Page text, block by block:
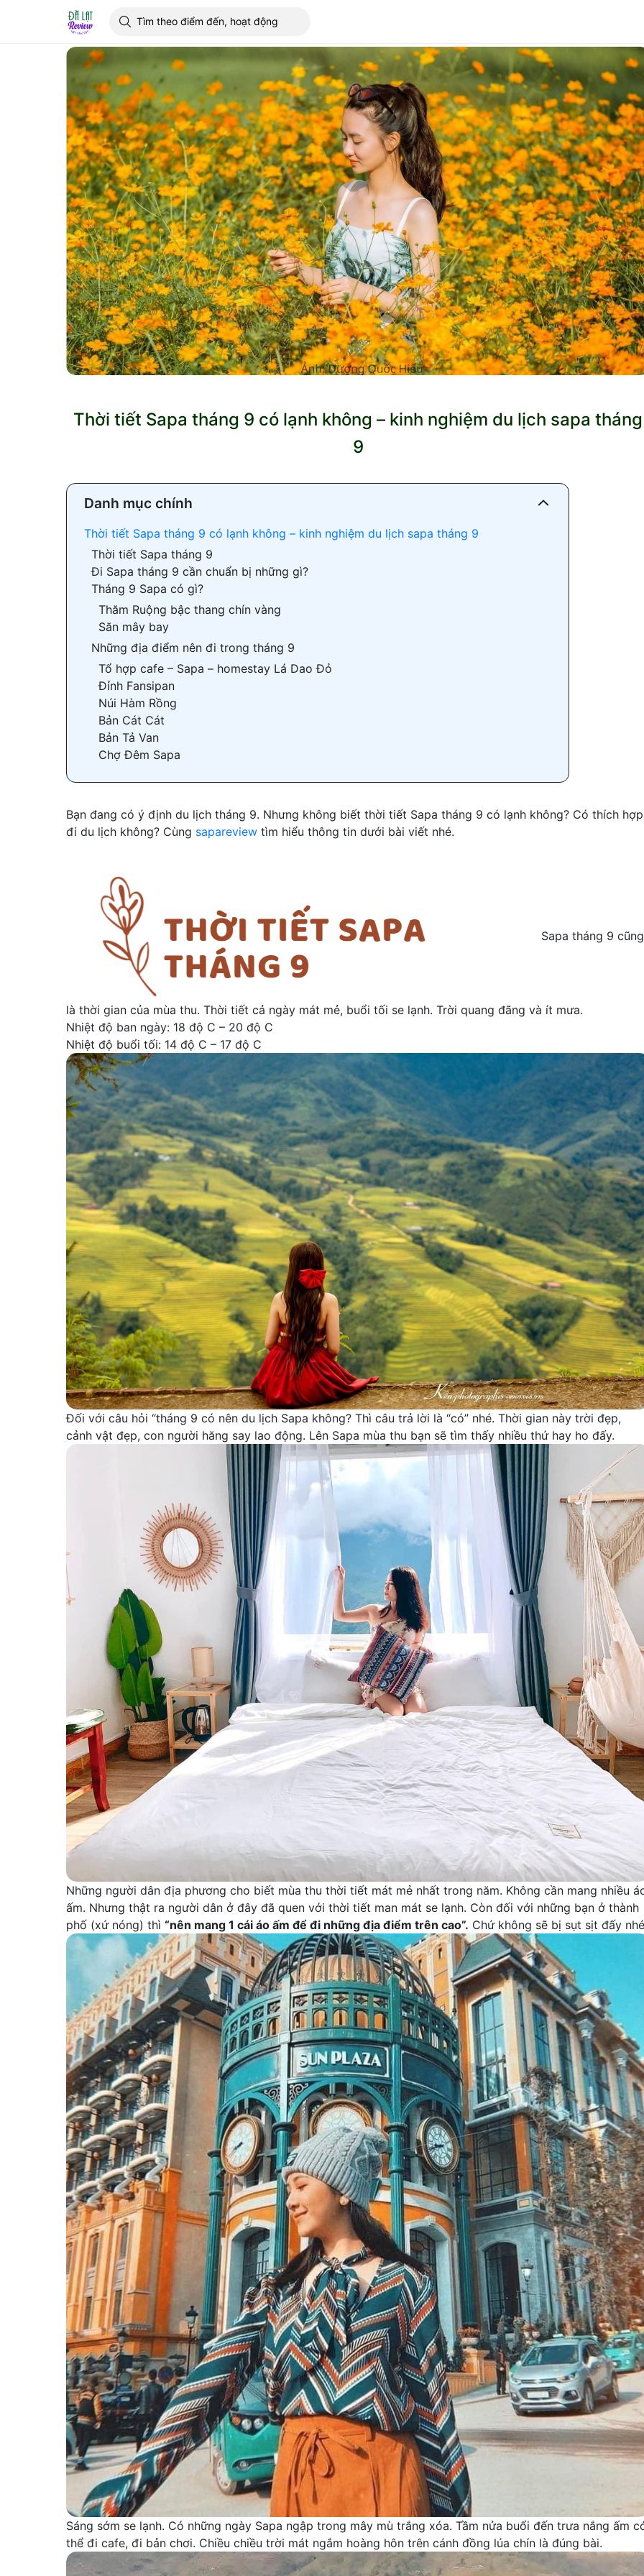
Danh mục chính
Thời tiết Sapa tháng 9 có lạnh không – kinh nghiệm du lịch sapa tháng 9
Thời tiết Sapa tháng 9
Đi Sapa tháng 9 cần chuẩn bị những gì?
Tháng 9 Sapa có gì?
Thăm Ruộng bậc thang chín vàng
Săn mây bay
Những địa điểm nên đi trong tháng 9
Tổ hợp cafe – Sapa – homestay Lá Dao Đỏ
Đỉnh Fansipan
Núi Hàm Rồng
Bản Cát Cát
Bản Tả Van
Chợ Đêm Sapa
Thời tiết Sapa tháng 9 có lạnh không – kinh nghiệm du lịch sapa tháng
9
Bạn đang có ý định du lịch tháng 9. Nhưng không biết thời tiết Sapa tháng 9 có lạnh không? Có thích hợp
đi du lịch không? Cùng sapareview tìm hiểu thông tin dưới bài viết nhé.
Sapa tháng 9 cũng
là thời gian của mùa thu. Thời tiết cả ngày mát mẻ, buổi tối se lạnh. Trời quang đãng và ít mưa.
Nhiệt độ ban ngày: 18 độ C – 20 độ C
Nhiệt độ buổi tối: 14 độ C – 17 độ C
Đối với câu hỏi “tháng 9 có nên du lịch Sapa không? Thì câu trả lời là “có” nhé. Thời gian này trời đẹp,
cảnh vật đẹp, con người hăng say lao động. Lên Sapa mùa thu bạn sẽ tìm thấy nhiều thứ hay ho đấy.
Những người dân địa phương cho biết mùa thu thời tiết mát mẻ nhất trong năm. Không cần mang nhiều
ấm. Nhưng thật ra người dân ở đây đã quen với thời tiết man mát se lạnh. Còn đối với những bạn ở thành
phố (xứ nóng) thì “nên mang 1 cái áo ấm để đi những địa điểm trên cao”. Chứ không sẽ bị sụt sịt đấy
Sáng sớm se lạnh. Có những ngày Sapa ngập trong mây mù trắng xóa. Tầm nửa buổi đến trưa nắng ấm
thể đi cafe, đi bản chơi. Chiều chiều trời mát ngắm hoàng hôn trên cánh đồng lúa chín là đúng bài.